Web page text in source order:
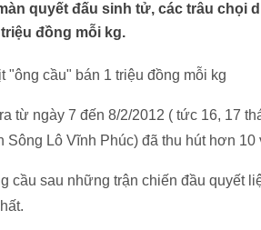
quyết đấu sinh tử, các trâu chọi
đồng mỗi kg.
"ông cầu" bán 1 triệu đồng mỗi kg
từ ngày 7 đến 8/2/2012 ( tức 16, 17
Sông Lô Vĩnh Phúc) đã thu hút hơn 10
cầu sau những trận chiến đầu quyết